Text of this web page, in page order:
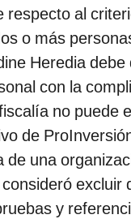
respecto al
o más
Heredia
con la
no puede
de
de una
excluir
y